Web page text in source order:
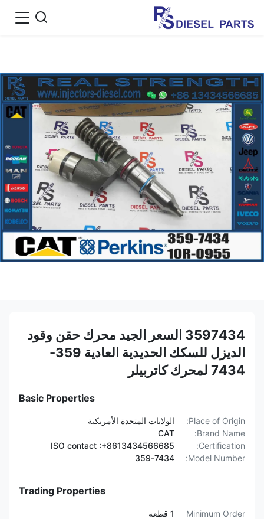
3597434 السعر الجيد محرك حقن وقود
الديزل للسكك الحديدية العادية 359-
7434 لمحرك كاتربيلر
Basic Properties
Place of Origin:
الولايات المتحدة الأمريكية
Brand Name:
CAT
Certification:
ISO contact :+8613434566685
Model Number:
359-7434
Trading Properties
Minimum Order
1 قطعة